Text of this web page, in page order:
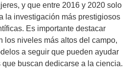
y que entre 2016 y 2020 solo
la investigación más prestigiosos
Es importante destacar
los niveles más altos del campo,
a seguir que pueden ayudar
buscan dedicarse a la ciencia.